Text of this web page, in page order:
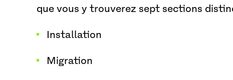
que vous y trouverez sept sections
Installation
Migration